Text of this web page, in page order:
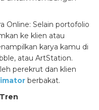
Online: Selain portofolio
ke klien atau
karya kamu di
atau ArtStation.
perekrut dan klien
berbakat.